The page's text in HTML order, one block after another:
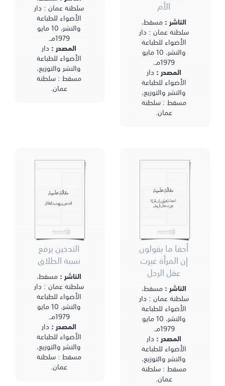
سلطنة عمان : دار
الأضواء للطباعة
والنشر، 10 مايو
1979مـ.
المصدر : دار
الأضواء للطباعة
والنشر والتوزيع،
مسقط : سلطنة
عمان.
الأم
الناشر :مسقط،
سلطنة عمان : دار
الأضواء للطباعة
والنشر، 10 مايو
1979مـ.
المصدر : دار
الأضواء للطباعة
والنشر والتوزيع،
مسقط : سلطنة
عمان.
مقالة علمية
التدخين يرفع نسبة الطلاق
التدخين يرفع
نسبة الطلاق
الناشر :مسقط،
سلطنة عمان : دار
الأضواء للطباعة
والنشر، 10 مايو
1979مـ.
المصدر : دار
الأضواء للطباعة
والنشر والتوزيع،
مسقط : سلطنة
عمان.
مقالة علمية
أحقا ما يقولون إن المرأة
غيرت عقل الرجل
أحقا ما يقولون
إن المرأة غيرت
عقل الرجل
الناشر :مسقط،
سلطنة عمان : دار
الأضواء للطباعة
والنشر، 10 مايو
1979مـ.
المصدر : دار
الأضواء للطباعة
والنشر والتوزيع،
مسقط : سلطنة
عمان.